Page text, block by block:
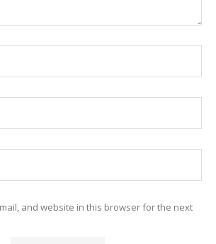
and website in this browser for the next